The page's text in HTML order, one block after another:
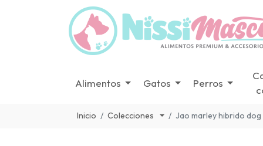
Alimentos Gatos Perros
Inicio Colecciones Jao marley hibrido dog